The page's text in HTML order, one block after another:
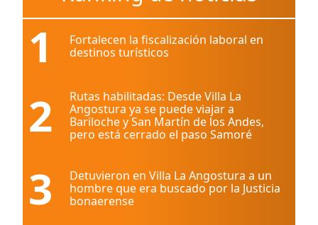
1
Fortalecen la fiscalización laboral en
destinos turísticos
2
Rutas habilitadas: Desde Villa La
Angostura ya se puede viajar a
Bariloche y San Martín de los Andes,
pero está cerrado el paso Samoré
3
Detuvieron en Villa La Angostura a un
hombre que era buscado por la Justicia
bonaerense